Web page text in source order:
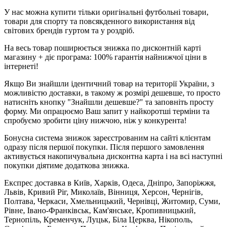
У нас можна купити тільки оригінальні футбольні товари,
товари для спорту та повсякденного використання від
світових брендів гуртом та у роздріб.
На весь товар поширюється знижка по дисконтній карті
магазину + діє програма: 100% гарантія найнижчої ціни в
інтернеті!
Якщо Ви знайшли ідентичний товар на території України, з
можливістю доставки, в такому ж розмірі дешевше, то просто
натисніть кнопку "Знайшли дешевше?" та заповніть просту
форму. Ми опрацюємо Ваш запит у найкоротші терміни та
спробуємо зробити ціну нижчою, ніж у конкурента!
Бонусна система знижок зареєстрованим на сайті клієнтам
одразу після першої покупки. Після першого замовлення
активується накопичувальна дисконтна карта і на всі наступні
покупки діятиме додаткова знижка.
Експрес доставка в Київ, Харків, Одеса, Дніпро, Запоріжжя,
Львів, Кривий Ріг, Миколаїв, Вінниця, Херсон, Чернігів,
Полтава, Черкаси, Хмельницький, Чернівці, Житомир, Суми,
Рівне, Івано-Франківськ, Кам'янське, Кропивницький,
Тернопіль, Кременчук, Луцьк, Біла Церква, Нікополь,